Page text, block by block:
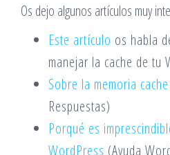
Os dejo algunos artículos muy
Este artículo os habla
manejar la cache de tu
Sobre la memoria
Respuestas)
Porqué es
WordPress (Ayuda